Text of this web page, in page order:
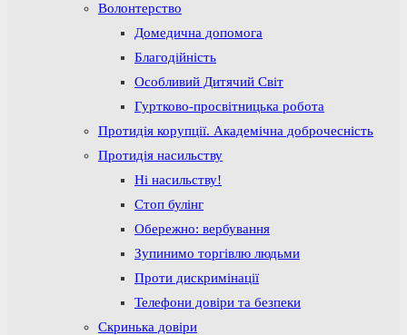
Волонтерство
Домедична допомога
Благодійність
Особливий Дитячий Світ
Гуртково-просвітницька робота
Протидія корупції. Академічна доброчесність
Протидія насильству
Ні насильству!
Стоп булінг
Обережно: вербування
Зупинимо торгівлю людьми
Проти дискримінації
Телефони довіри та безпеки
Скринька довіри